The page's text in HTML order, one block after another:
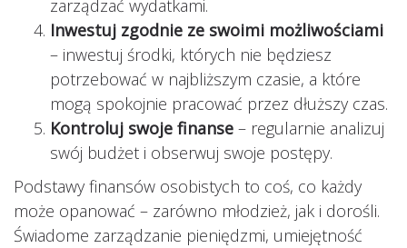
zarządzać wydatkami.
Inwestuj zgodnie ze swoimi możliwościami
– inwestuj środki, których nie będziesz
potrzebować w najbliższym czasie, a które
mogą spokojnie pracować przez dłuższy czas.
Kontroluj swoje finanse – regularnie analizuj
swój budżet i obserwuj swoje postępy.
Podstawy finansów osobistych to coś, co każdy
może opanować – zarówno młodzież, jak i dorośli.
Świadome zarządzanie pieniędzmi, umiejętność